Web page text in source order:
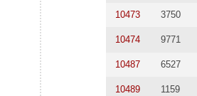
10473 3750
10474 9771
10487 6527
10489 1159